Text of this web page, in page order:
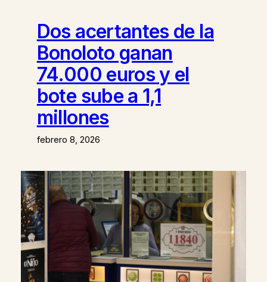
Dos acertantes de la
Bonoloto ganan
74.000 euros y el
bote sube a 1,1
millones
febrero 8, 2026